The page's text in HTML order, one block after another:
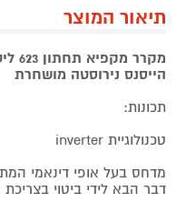
תיאור המוצר
הייסנס נירוסטה מושחרת
תכונות:
טכנולוגיית inverter
מדחס בעל אופי דינאמי
דבר הבא לידי ביטוי